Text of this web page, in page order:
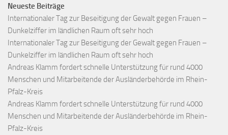
Neueste Beiträge
Internationaler Tag zur Beseitigung der Gewalt gegen Frauen –
Dunkelziffer im ländlichen Raum oft sehr hoch
Internationaler Tag zur Beseitigung der Gewalt gegen Frauen –
Dunkelziffer im ländlichen Raum oft sehr hoch
Andreas Klamm fordert schnelle Unterstützung für rund 4000
Menschen und Mitarbeitende der Ausländerbehörde im Rhein-
Pfalz-Kreis
Andreas Klamm fordert schnelle Unterstützung für rund 4000
Menschen und Mitarbeitende der Ausländerbehörde im Rhein-
Pfalz-Kreis